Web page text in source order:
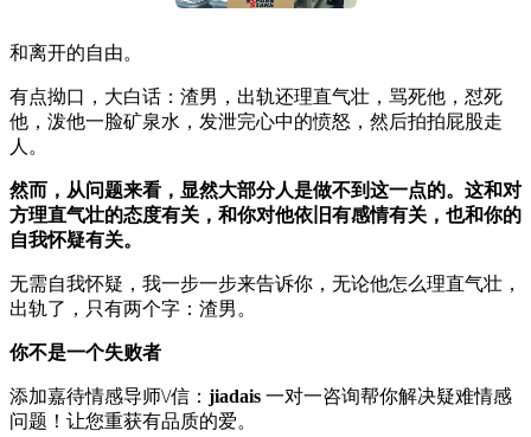
和离开的自由。
有点拗口，大白话：渣男，出轨还理直气壮，骂死他，怼死
他，泼他一脸矿泉水，发泄完心中的愤怒，然后拍拍屁股走
人。
然而，从问题来看，显然大部分人是做不到这一点的。这和对
方理直气壮的态度有关，和你对他依旧有感情有关，也和你的
自我怀疑有关。
无需自我怀疑，我一步一步来告诉你，无论他怎么理直气壮，
出轨了，只有两个字：渣男。
你不是一个失败者
添加嘉待情感导师\/信： jiadais 一对一咨询帮你解决疑难情感
问题！让您重获有品质的爱。